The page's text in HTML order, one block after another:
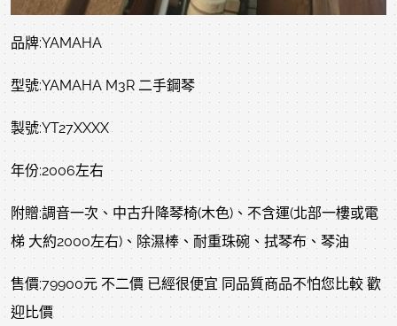
品牌:YAMAHA
型號:YAMAHA M3R 二手鋼琴
製號:YT27XXXX
年份:2006左右
附贈:調音一次、中古升降琴椅(木色)、不含運(北部一樓或電
梯 大約2000左右)、除濕棒、耐重珠碗、拭琴布、琴油
售價:79900元 不二價 已經很便宜 同品質商品不怕您比較 歡
迎比價